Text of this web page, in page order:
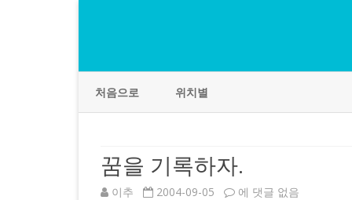
처음으로 위치별
꿈을 기록하자.
이추 2004-09-05
꿈
에 댓글 없음